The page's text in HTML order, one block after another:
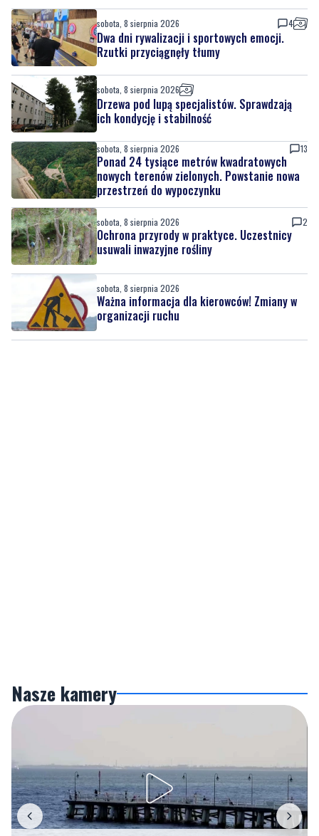
sobota, 8 sierpnia 2026 4
Dwa dni rywalizacji i sportowych emocji.
Rzutki przyciągnęły tłumy
sobota, 8 sierpnia 2026
Drzewa pod lupą specjalistów. Sprawdzają
ich kondycję i stabilność
sobota, 8 sierpnia 2026 13
Ponad 24 tysiące metrów kwadratowych
nowych terenów zielonych. Powstanie nowa
przestrzeń do wypoczynku
sobota, 8 sierpnia 2026 2
Ochrona przyrody w praktyce. Uczestnicy
usuwali inwazyjne rośliny
sobota, 8 sierpnia 2026
Ważna informacja dla kierowców! Zmiany w
organizacji ruchu
Nasze kamery